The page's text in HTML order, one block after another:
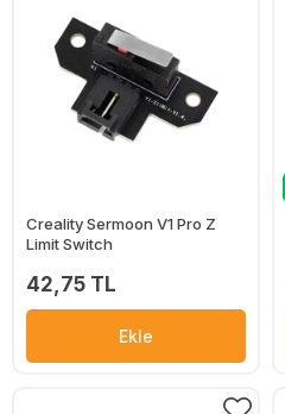
Creality Sermoon V1 Pro Z
Limit Switch
42,75 TL
Ekle